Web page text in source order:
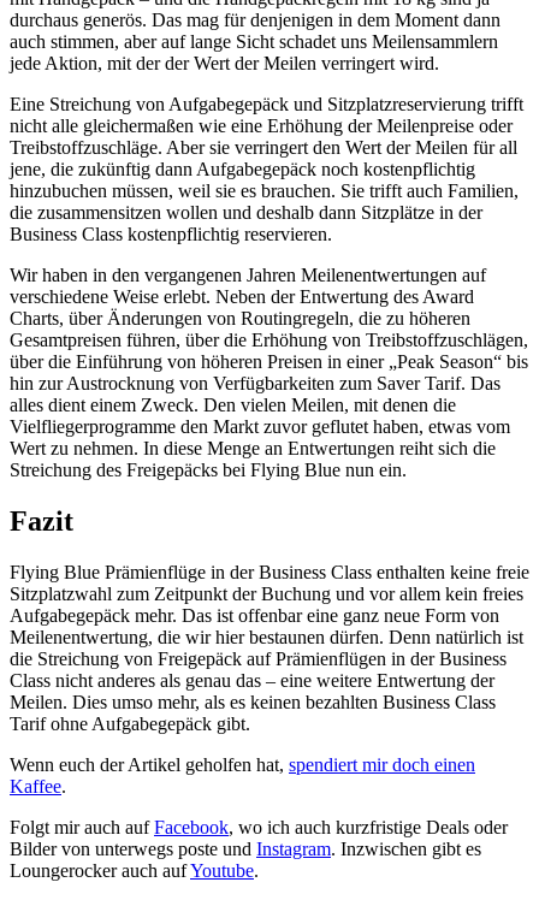
durchaus generös. Das mag für denjenigen in dem Moment dann
auch stimmen, aber auf lange Sicht schadet uns Meilensammlern
jede Aktion, mit der der Wert der Meilen verringert wird.
Eine Streichung von Aufgabegepäck und Sitzplatzreservierung trifft
nicht alle gleichermaßen wie eine Erhöhung der Meilenpreise oder
Treibstoffzuschläge. Aber sie verringert den Wert der Meilen für all
jene, die zukünftig dann Aufgabegepäck noch kostenpflichtig
hinzubuchen müssen, weil sie es brauchen. Sie trifft auch Familien,
die zusammensitzen wollen und deshalb dann Sitzplätze in der
Business Class kostenpflichtig reservieren.
Wir haben in den vergangenen Jahren Meilenentwertungen auf
verschiedene Weise erlebt. Neben der Entwertung des Award
Charts, über Änderungen von Routingregeln, die zu höheren
Gesamtpreisen führen, über die Erhöhung von Treibstoffzuschlägen,
über die Einführung von höheren Preisen in einer „Peak Season“ bis
hin zur Austrocknung von Verfügbarkeiten zum Saver Tarif. Das
alles dient einem Zweck. Den vielen Meilen, mit denen die
Vielfliegerprogramme den Markt zuvor geflutet haben, etwas vom
Wert zu nehmen. In diese Menge an Entwertungen reiht sich die
Streichung des Freigepäcks bei Flying Blue nun ein.
Fazit
Flying Blue Prämienflüge in der Business Class enthalten keine freie
Sitzplatzwahl zum Zeitpunkt der Buchung und vor allem kein freies
Aufgabegepäck mehr. Das ist offenbar eine ganz neue Form von
Meilenentwertung, die wir hier bestaunen dürfen. Denn natürlich ist
die Streichung von Freigepäck auf Prämienflügen in der Business
Class nicht anderes als genau das – eine weitere Entwertung der
Meilen. Dies umso mehr, als es keinen bezahlten Business Class
Tarif ohne Aufgabegepäck gibt.
Wenn euch der Artikel geholfen hat, spendiert mir doch einen
Kaffee.
Folgt mir auch aufFacebook, wo ich auch kurzfristige Deals oder
Bilder von unterwegs poste und Instagram. Inzwischen gibt es
Loungerocker auch aufYoutube.